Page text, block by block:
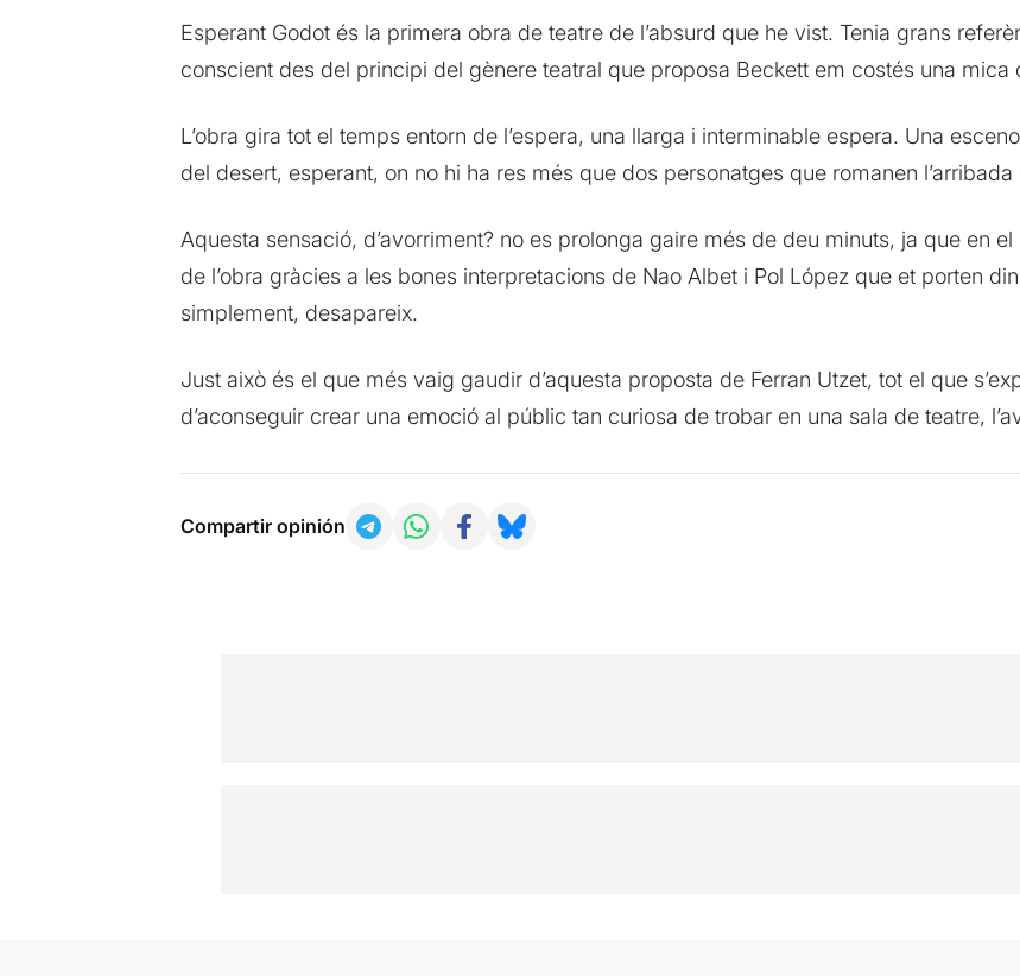
Esperant Godot és la primera obra de teatre de l’absurd que he vist. Tenia grans
conscient des del principi del gènere teatral que proposa Beckett em costés una
L’obra gira tot el temps entorn de l’espera, una llarga i interminable espera. Una
del desert, esperant, on no hi ha res més que dos personatges que romanen l’arribada
Aquesta sensació, d’avorriment? no es prolonga gaire més de deu minuts, ja que en
de l’obra gràcies a les bones interpretacions de Nao Albet i Pol López que et porten
simplement, desapareix.
Just això és el que més vaig gaudir d’aquesta proposta de Ferran Utzet, tot el que
d’aconseguir crear una emoció al públic tan curiosa de trobar en una sala de teatre,
Compartir opinión